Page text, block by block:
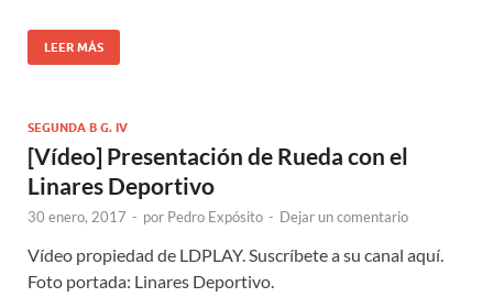
LEER MÁS
SEGUNDA B G. IV
[Vídeo] Presentación de Rueda con el
Linares Deportivo
30 enero, 2017 - por Pedro Expósito - Dejar un comentario
Vídeo propiedad de LDPLAY. Suscríbete a su canal aquí.
Foto portada: Linares Deportivo.